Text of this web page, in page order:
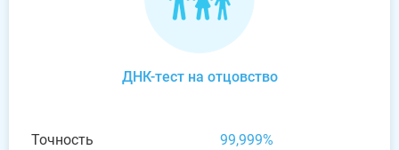
ДНК-тест на отцовство
Точность
99,999%